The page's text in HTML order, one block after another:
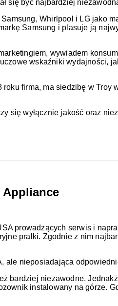
się być najbardziej
Whirlpool i LG jako
Samsung i plasuje ją
wywiadem
wskaźniki wydajności,
firma, ma siedzibę w Troy
się wyłącznie jakość oraz
Appliance
prowadzących serwis i
pralki. Zgodnie z nim
ale nieposiadająca
bardziej niezawodne.
instalowany na górze.